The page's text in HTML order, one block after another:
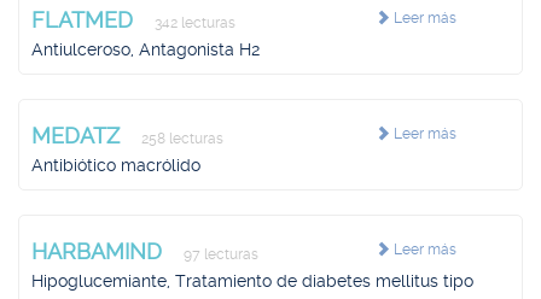
Leer más
FLATMED 342 lecturas
Antiulceroso, Antagonista H2
Leer más
MEDATZ 258 lecturas
Antibiótico macrólido
Leer más
HARBAMIND 97 lecturas
Hipoglucemiante, Tratamiento de diabetes mellitus tipo